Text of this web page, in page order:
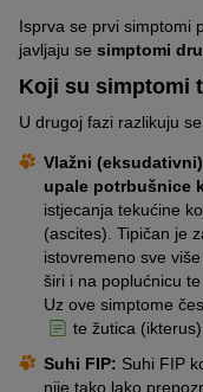
Isprva se prvi simptomi
javljaju se simptomi
Koji su simptomi
U drugoj fazi razlikuju
Vlažni
upale potrbušnice
istjecanja tekućine
(ascites). Tipičan je
istovremeno sve
širi i na poplućnicu
Uz ove simptome
te žutica (ikterus).
Suhi FIP: Suhi FIP
nije tako lako